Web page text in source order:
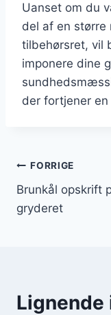
Uanset om du
del af en større
tilbehørsret, vil
imponere dine
der fortjener
FORRIGE
Brunkål opskrift
gryderet